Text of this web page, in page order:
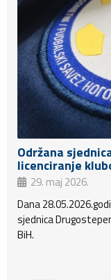
Održana
licenciranje
29. maj 2026.
Dana
sjednica
BiH.